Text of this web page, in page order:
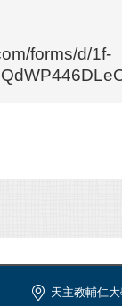
forms/d/1f-
天主教輔仁